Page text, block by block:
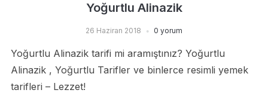
Yoğurtlu Alinazik
26 Haziran 2018 0 yorum
Yoğurtlu Alinazik tarifi mi aramıştınız? Yoğurtlu
Alinazik , Yoğurtlu Tarifler ve binlerce resimli yemek
tarifleri – Lezzet!